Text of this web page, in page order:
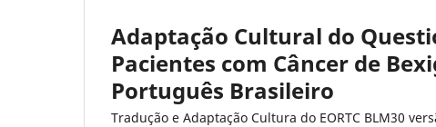
Adaptação Cultural do
Pacientes com Câncer de
Português Brasileiro
Tradução e Adaptação Cultura do EORTC BLM30